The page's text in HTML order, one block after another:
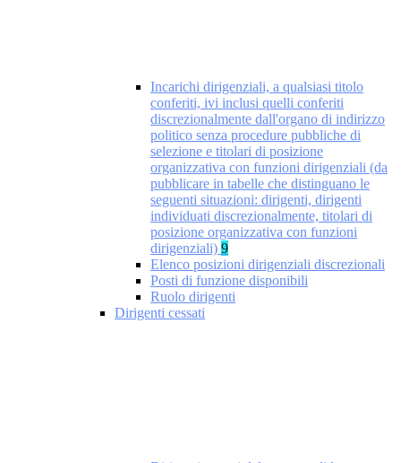
Incarichi dirigenziali, a qualsiasi titolo
conferiti, ivi inclusi quelli conferiti
discrezionalmente dall'organo di indirizzo
politico senza procedure pubbliche di
selezione e titolari di posizione
organizzativa con funzioni dirigenziali (da
pubblicare in tabelle che distinguano le
seguenti situazioni: dirigenti, dirigenti
individuati discrezionalmente, titolari di
posizione organizzativa con funzioni
dirigenziali) 9
Elenco posizioni dirigenziali discrezionali
Posti di funzione disponibili
Ruolo dirigenti
Dirigenti cessati